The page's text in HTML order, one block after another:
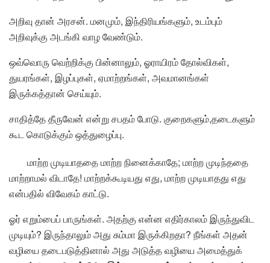
அறிவு தான் அரசன். மனமும், இந்திரியங்களும், உடம்பும்
அறிவுக்கு அடங்கி வாழ வேண்டும்.
ஒவ்வொரு வெற்றிக்கு பின்னாலும், ஓராயிரம் தோல்விகள்,
துயரங்கள், இழப்புகள், ஏமாற்றங்கள், அவமானங்கள்
இருக்கத்தான் செய்யும்.
சாதித்தே தீருவேன் என்று சபதம் போடு. குறைகளும்,தடைகளும்
கூட கொடுக்கும் ஒத்துழைப்பு.
மாற்ற முடியாததை மாற்ற நினைக்காதே; மாற்ற முடிந்ததை
மாற்றாமல் விடாதே! மாற்றக்கூடியது எது, மாற்ற முடியாதது எது
என்பதில் விவேகம் காட்டு.
ஓர் எறும்பைப் பாருங்கள். அதற்கு என்ன எதிர்காலம் இருந்துவிட
முடியும்? இருந்தாலும் அது சும்மா இருக்கிறதா? நீங்கள் அதன்
வழியை தடைபடுத்தினால் அது அடுத்த வழியை அமைத்துக்